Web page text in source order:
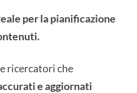
per la pianificazione
ricercatori che
e aggiornati